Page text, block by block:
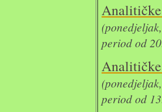
period od
period od